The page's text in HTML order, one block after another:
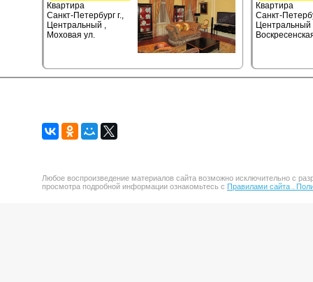
Квартира
Санкт-Петербург г.,
Центральный ,
Моховая ул.
Квартира
Санкт-
Центральный
Любое воспроизведение материалов сайта возможно исключительно с
просмотра подробной информации ознакомьтесь с Правилами сайта .